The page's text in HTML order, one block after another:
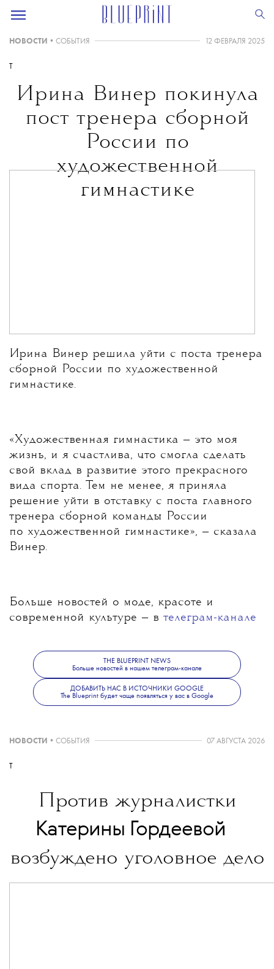
НОВОСТИ • СОБЫТИЯ 12 ФЕВРАЛЯ 2025
T
Ирина Винер покинула
пост тренера сборной
России по
художественной
гимнастике
Ирина Винер решила уйти с поста тренера
сборной России по художественной
гимнастике.
«Художественная гимнастика — это моя
жизнь, и я счастлива, что смогла сделать
свой вклад в развитие этого прекрасного
вида спорта. Тем не менее, я приняла
решение уйти в отставку с поста главного
тренера сборной команды России
по художественной гимнастике», — сказала
Винер.
Больше новостей о моде, красоте и
современной культуре — в телеграм-канале
THE BLUEPRINT NEWS
Больше новостей в нашем телеграм-канале
ДОБАВИТЬ НАС В ИСТОЧНИКИ GOOGLE
The Blueprint будет чаще появляться у вас в Google
НОВОСТИ • СОБЫТИЯ 07 АВГУСТА 2026
T
Против журналистки
Катерины Гордеевой
возбуждено уголовное дело